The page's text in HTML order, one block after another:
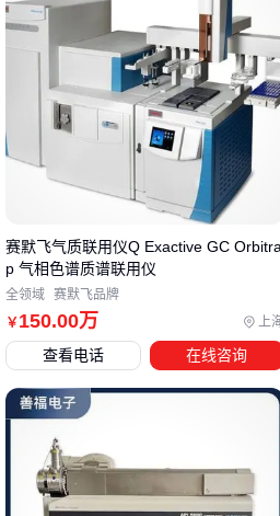
个维护错误及其纠正方法
击源每周清洗反而会缩短寿命，应
期
的流速偏差就可能导致保留时
验
平衡温度的
会使灵敏
明确你的样品类型、通量需求和
心参数平衡性。配套体系的完整度
最终数据质量，这点在
采
￥150.00万 上
赛默飞气质联用仪Q Exactive GC
p 气相色谱质谱联用仪
全领域 赛默飞品牌
查看电话 在线咨询